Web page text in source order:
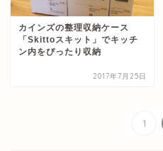
カインズの整理収納ケース
「Skittoスキット」でキッチ
ン内をぴったり収納
2017年7月25日
1